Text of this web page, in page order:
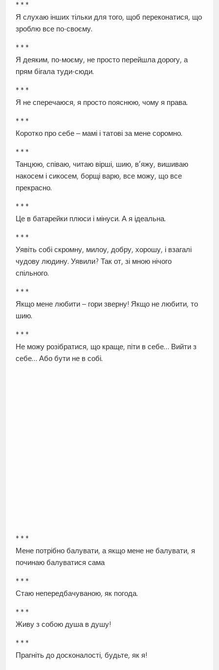
* * *
Я слухаю інших тільки для того, щоб переконатися, що
зроблю все по-своєму.
* * *
Я деяким, по-моєму, не просто перейшла дорогу, а
прям бігала туди-сюди.
* * *
Я не сперечаюся, я просто пояснюю, чому я права.
* * *
Коротко про себе – мамі і татові за мене соромно.
* * *
Танцюю, співаю, читаю вірші, шию, в’яжу, вишиваю
накосем і сикосем, борщі варю, все можу, що все
прекрасно.
* * *
Це в батарейки плюси і мінуси. А я ідеальна.
* * *
Уявіть собі скромну, милоу, добру, хорошу, і взагалі
чудову людину. Уявили? Так от, зі мною нічого
спільного.
* * *
Якщо мене любити – гори зверну! Якщо не любити, то
шию.
* * *
Не можу розібратися, що краще, піти в себе… Вийти з
себе… Або бути не в собі.
* * *
Мене потрібно балувати, а якщо мене не балувати, я
починаю балуватися сама
* * *
Стаю непередбачуваною, як погода.
* * *
Живу з собою душа в душу!
* * *
Прагніть до досконалості, будьте, як я!